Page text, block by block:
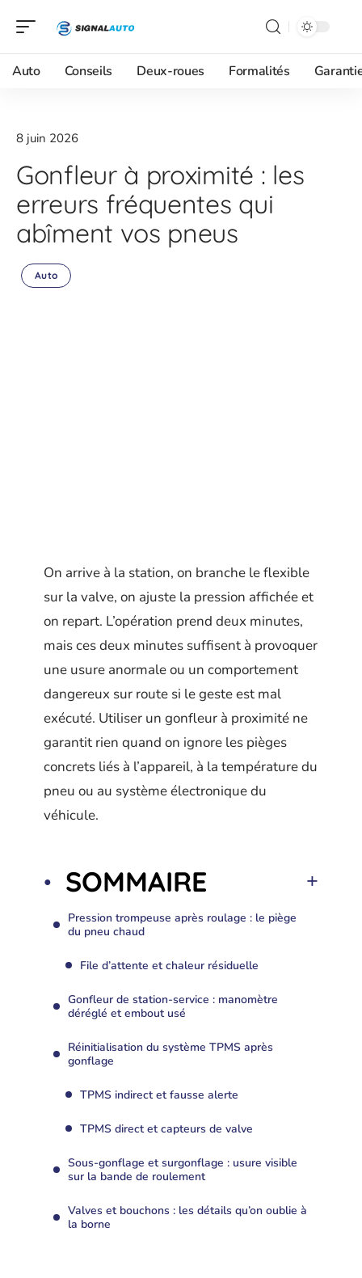
Auto Conseils Deux-roues Formalités
8 juin 2026
Gonfleur à proximité : les
erreurs fréquentes qui
abîment vos pneus
Auto
On arrive à la station, on branche le flexible
sur la valve, on ajuste la pression affichée et
on repart. L’opération prend deux minutes,
mais ces deux minutes suffisent à provoquer
une usure anormale ou un comportement
dangereux sur route si le geste est mal
exécuté. Utiliser un gonfleur à proximité ne
garantit rien quand on ignore les pièges
concrets liés à l’appareil, à la température du
pneu ou au système électronique du
véhicule.
SOMMAIRE
Pression trompeuse après roulage : le piège
du pneu chaud
File d’attente et chaleur résiduelle
Gonfleur de station-service : manomètre
déréglé et embout usé
Réinitialisation du système TPMS après
gonflage
TPMS indirect et fausse alerte
TPMS direct et capteurs de valve
Sous-gonflage et surgonflage : usure visible
sur la bande de roulement
Valves et bouchons : les détails qu’on oublie à
la borne